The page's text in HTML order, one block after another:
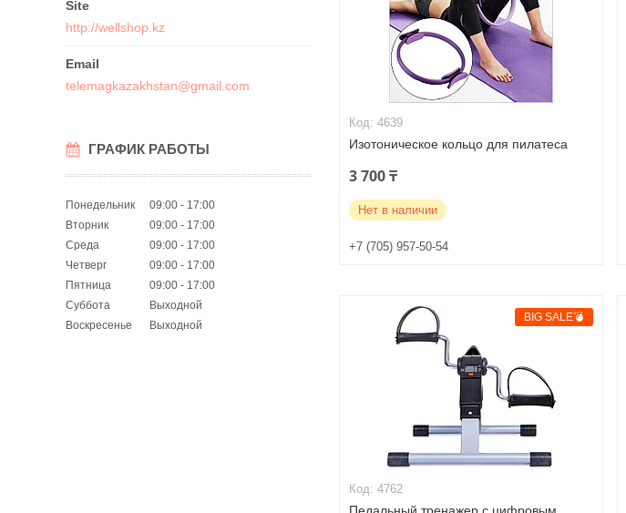
http://wellshop.kz
telemagkazakhstan@gmail.com
ГРАФИК РАБОТЫ
Понедельник 09:00
17:00
Вторник
09:00
17:00
Среда
09:00
17:00
Четверг
09:00
17:00
Пятница
09:00
17:00
Суббота
Выходной
Воскресенье
Выходной
4639
Изотоническое кольцо для пилатеса
3 700 ₸
Нет в наличии
+7 (705) 957-50-54
BIG SALE💣
4762